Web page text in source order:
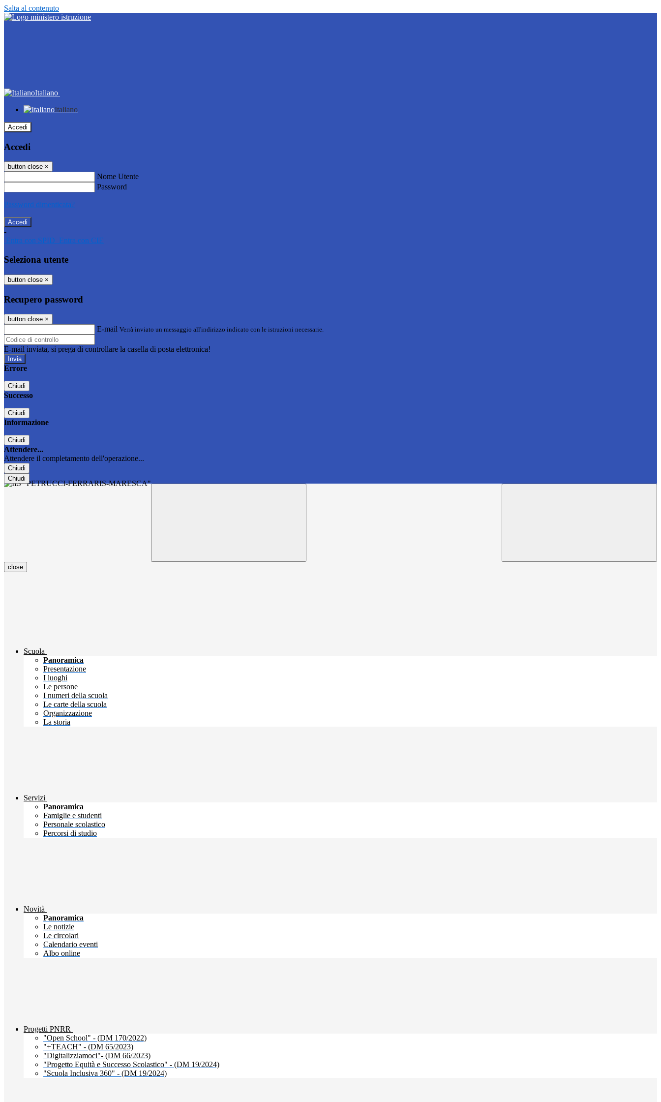
Salta al contenuto
Italiano
Italiano
Accedi
Accedi
button close ×
Nome Utente
Password
Password dimenticata?
-
Entra con SPID Entra con CIE
Seleziona utente
button close ×
Recupero password
button close ×
E-mail Verrà inviato un messaggio all'indirizzo indicato con le istruzioni necessarie.
E-mail inviata, si prega di controllare la casella di posta elettronica!
Errore
Chiudi
Successo
Chiudi
Informazione
Chiudi
Attendere...
Attendere il completamento dell'operazione...
Chiudi
Chiudi
close
Scuola
Panoramica
Presentazione
I luoghi
Le persone
I numeri della scuola
Le carte della scuola
Organizzazione
La storia
Servizi
Panoramica
Famiglie e studenti
Personale scolastico
Percorsi di studio
Novità
Panoramica
Le notizie
Le circolari
Calendario eventi
Albo online
Progetti PNRR
"Open School" - (DM 170/2022)
"+TEACH" - (DM 65/2023)
"Digitalizziamoci"- (DM 66/2023)
"Progetto Equità e Successo Scolastico" - (DM 19/2024)
"Scuola Inclusiva 360" - (DM 19/2024)